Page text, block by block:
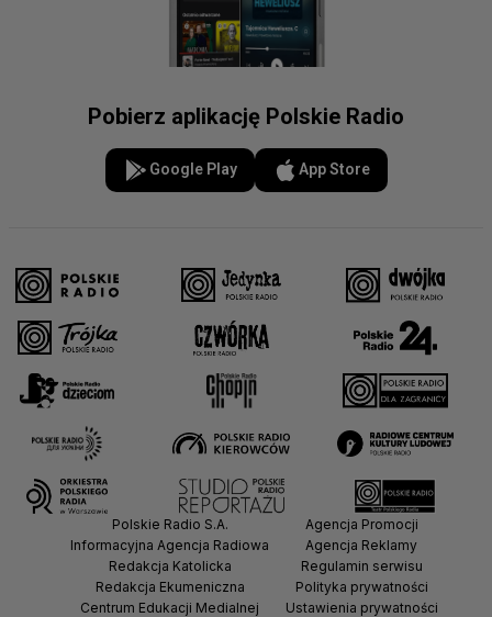
Pobierz aplikację Polskie Radio
Google Play App Store
Polskie Radio S.A.
Informacyjna Agencja Radiowa
Redakcja Katolicka
Redakcja Ekumeniczna
Centrum Edukacji Medialnej
Agencja Promocji
Agencja Reklamy
Regulamin serwisu
Polityka prywatności
Ustawienia prywatności